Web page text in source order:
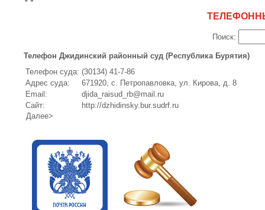
Поиск:
Телефон Джидинский районный суд (Республика Бурятия)
Телефон суда: (30134) 41-7-86
Адрес суда:
671920, с. Петропавловка, ул. Кирова, д. 8
Email:
djida_raisud_rb@mail.ru
Сайт:
http://dzhidinsky.bur.sudrf.ru
Далее>